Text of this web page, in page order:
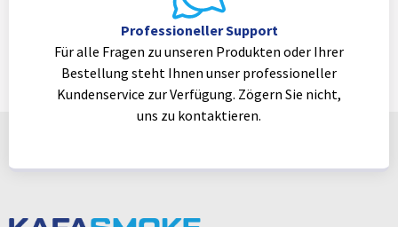
Professioneller Support
Für alle Fragen zu unseren Produkten oder Ihrer
Bestellung steht Ihnen unser professioneller
Kundenservice zur Verfügung. Zögern Sie nicht,
uns zu kontaktieren.